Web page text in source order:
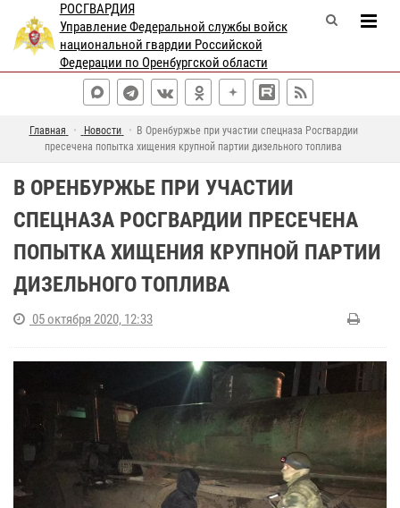
РОСГВАРДИЯ
Управление Федеральной службы войск
национальной гвардии Российской
Федерации по Оренбургской области
Главная Новости
В Оренбуржье при участии спецназа Росгвардии
пресечена попытка хищения крупной партии дизельного топлива
В ОРЕНБУРЖЬЕ ПРИ УЧАСТИИ
СПЕЦНАЗА РОСГВАРДИИ ПРЕСЕЧЕНА
ПОПЫТКА ХИЩЕНИЯ КРУПНОЙ ПАРТИИ
ДИЗЕЛЬНОГО ТОПЛИВА
05 октября 2020, 12:33